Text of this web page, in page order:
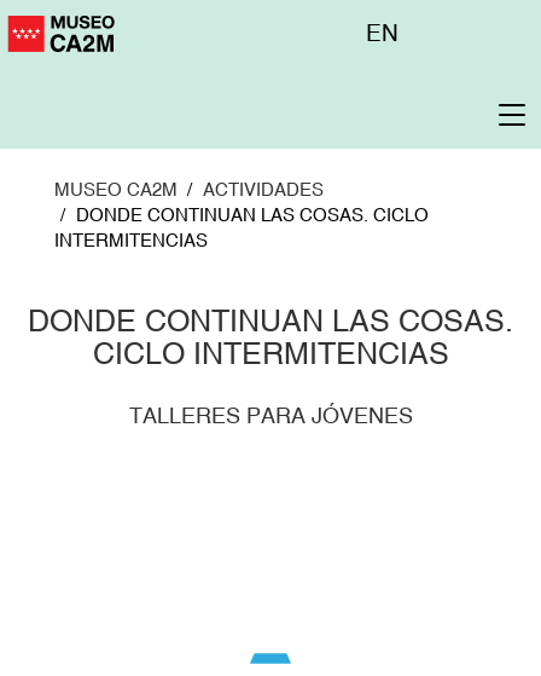
Pasar
Menú
EN
MUSEO CA2M
ACTIVIDADES
DONDE CONTINUAN LAS COSAS. CICLO
INTERMITENCIAS
DONDE CONTINUAN LAS COSAS.
CICLO INTERMITENCIAS
TALLERES PARA JÓVENES